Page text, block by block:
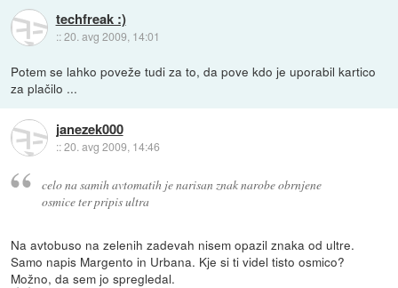
techfreak :)
::20. avg 2009, 14:01
Potem se lahko poveže tudi za to, da pove kdo je uporabil kartico
za plačilo ...
janezek000
::20. avg 2009, 14:46
celo na samih avtomatih je narisan znak narobe obrnjene
osmice ter pripis ultra
Na avtobuso na zelenih zadevah nisem opazil znaka od ultre.
Samo napis Margento in Urbana. Kje si ti videl tisto osmico?
Možno, da sem jo spregledal.